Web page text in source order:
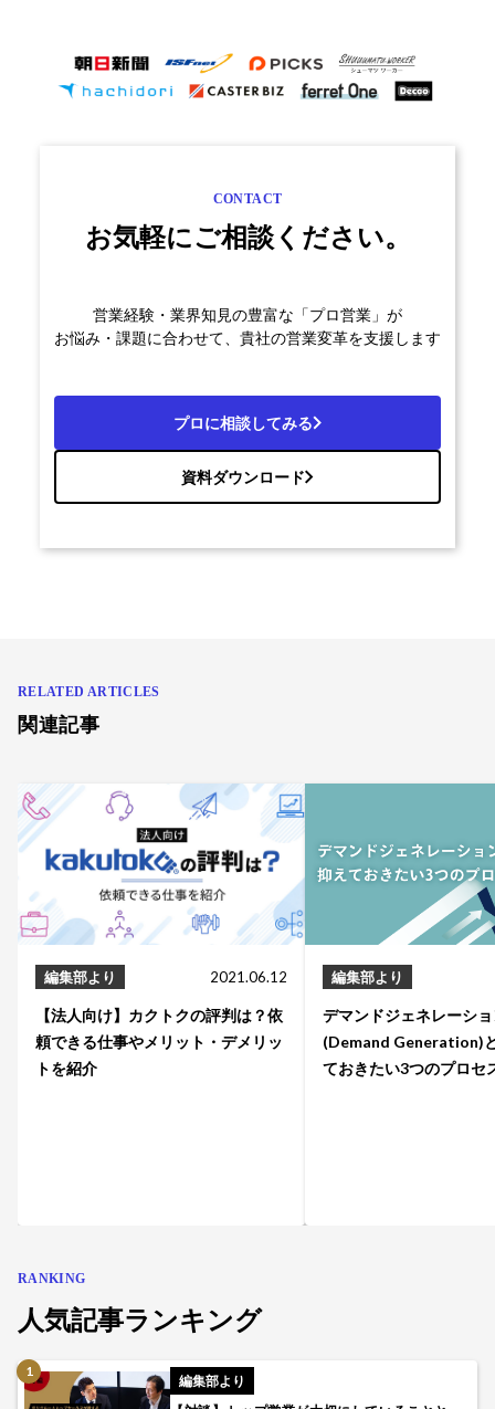
CONTACT
お気軽にご相談ください。
営業経験・業界知見の豊富な「プロ営業」が
お悩み・課題に合わせて、貴社の営業変革を支援します
プロに相談してみる
資料ダウンロード
RELATED ARTICLES
関連記事
編集部より 2021.06.12
【法人向け】カクトクの評判は？依
頼できる仕事やメリット・デメリッ
トを紹介
編集部より
デマンドジェネレーシ
(Demand Generation)
ておきたい3つのプロセ
RANKING
人気記事ランキング
編集部より